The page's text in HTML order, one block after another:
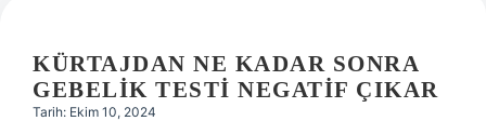
Hakkımızda
KÜRTAJDAN NE KADAR SONRA
GEBELIK TESTI NEGATIF ÇIKAR
Tarih: Ekim 10, 2024